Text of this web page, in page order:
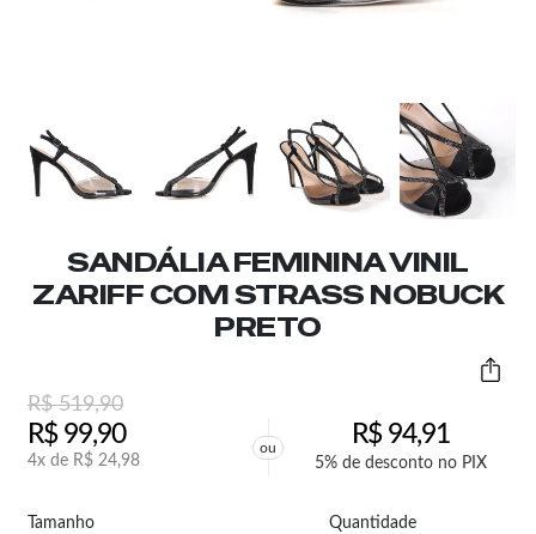
SANDÁLIA FEMININA VINIL
ZARIFF COM STRASS NOBUCK
PRETO
R$519,90
R$99,90
4x de R$ 24,98
ou R$94,91
5% de desconto no PIX
Tamanho Quantidade